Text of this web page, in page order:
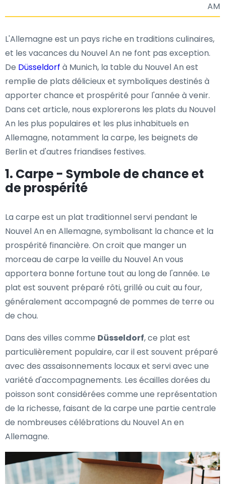
AM
L'Allemagne est un pays riche en traditions culinaires,
et les vacances du Nouvel An ne font pas exception.
De Düsseldorf à Munich, la table du Nouvel An est
remplie de plats délicieux et symboliques destinés à
apporter chance et prospérité pour l'année à venir.
Dans cet article, nous explorerons les plats du Nouvel
An les plus populaires et les plus inhabituels en
Allemagne, notamment la carpe, les beignets de
Berlin et d'autres friandises festives.
1. Carpe - Symbole de chance et
de prospérité
La carpe est un plat traditionnel servi pendant le
Nouvel An en Allemagne, symbolisant la chance et la
prospérité financière. On croit que manger un
morceau de carpe la veille du Nouvel An vous
apportera bonne fortune tout au long de l'année. Le
plat est souvent préparé rôti, grillé ou cuit au four,
généralement accompagné de pommes de terre ou
de chou.
Dans des villes comme Düsseldorf, ce plat est
particulièrement populaire, car il est souvent préparé
avec des assaisonnements locaux et servi avec une
variété d'accompagnements. Les écailles dorées du
poisson sont considérées comme une représentation
de la richesse, faisant de la carpe une partie centrale
de nombreuses célébrations du Nouvel An en
Allemagne.